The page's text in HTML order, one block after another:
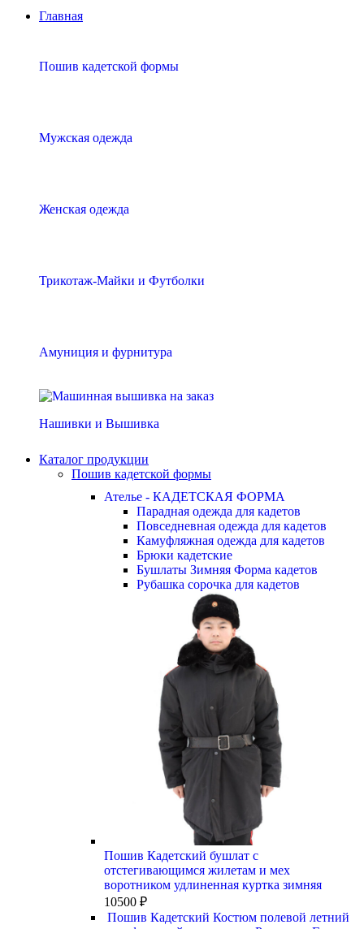
Главная
Пошив кадетской формы
Мужская одежда
Женская одежда
Трикотаж-Майки и Футболки
Амуниция и фурнитура
Нашивки и Вышивка
Каталог продукции
Пошив кадетской формы
Ателье - КАДЕТСКАЯ ФОРМА
Парадная одежда для кадетов
Повседневная одежда для кадетов
Камуфляжная одежда для кадетов
Брюки кадетские
Бушлаты Зимняя Форма кадетов
Рубашка сорочка для кадетов
Пошив Кадетский бушлат с
отстегивающимся жилетам и мех
воротником удлиненная куртка зимняя
10500 ₽
Пошив Кадетский Костюм полевой летний